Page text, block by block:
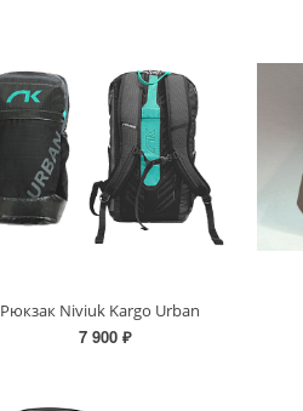
Рюкзак Niviuk Kargo Urban
7 900 ₽